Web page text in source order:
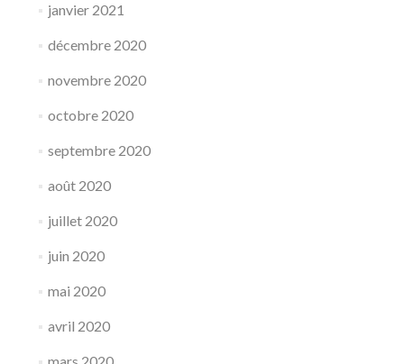
janvier 2021
décembre 2020
novembre 2020
octobre 2020
septembre 2020
août 2020
juillet 2020
juin 2020
mai 2020
avril 2020